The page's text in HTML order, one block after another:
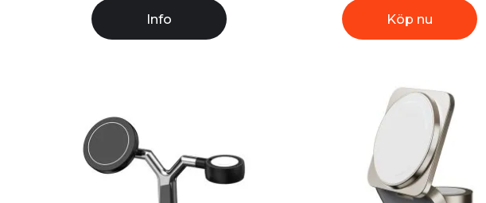
Info Köp nu